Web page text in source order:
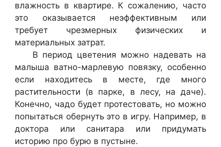
влажность в квартире. К сожалению, часто
это оказывается неэффективным или
требует чрезмерных физических и
материальных затрат.
В период цветения можно надевать на
малыша ватно-марлевую повязку, особенно
если находитесь в месте, где много
растительности (в парке, в лесу, на даче).
Конечно, чадо будет протестовать, но можно
попытаться обернуть это в игру. Например, в
доктора или санитара или придумать
историю про бурю в пустыне.